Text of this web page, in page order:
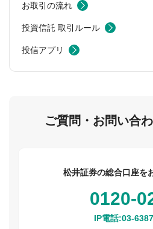
お取引の流れ
投資信託 取引ルール
投信アプリ
ご質問・お問い合
松井証券の総合口座を
0120-
IP電話:03-